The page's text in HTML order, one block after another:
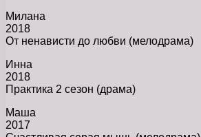
Милана
2018
От ненависти до любви (мелодрама)
Инна
2018
Практика 2 сезон (драма)
Маша
2017